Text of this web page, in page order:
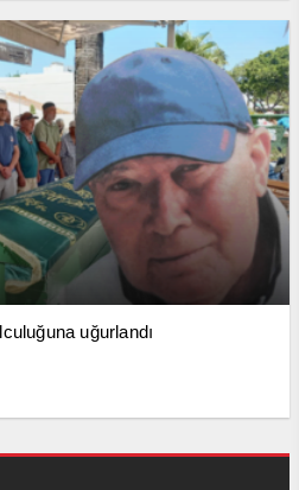
uğurlandı